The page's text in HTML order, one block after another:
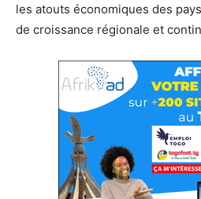
les atouts économiques des
de croissance régionale et